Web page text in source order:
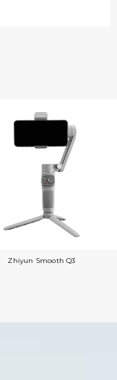
Zhiyun Smooth Q3